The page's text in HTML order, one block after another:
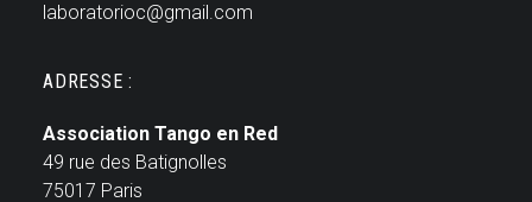
laboratorioc@gmail.com
ADRESSE :
Association Tango en Red
49 rue des Batignolles
75017 Paris